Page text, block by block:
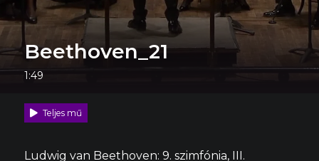
Beethoven_21
1:49
Teljes mű
Ludwig van Beethoven: 9. szimfónia, III.